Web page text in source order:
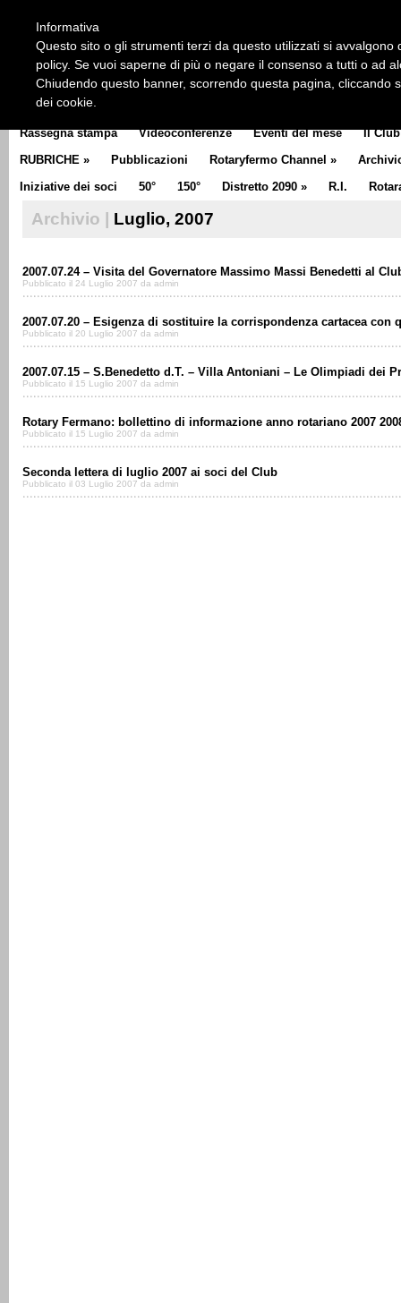
CLUB COMMUNICATOR
Rassegna stampa Videoconferenze Eventi del mese Il Club
RUBRICHE » Pubblicazioni Rotaryfermo Channel »
Iniziative dei soci
50° 150° Distretto 2090 » R.I.
Archivio | Luglio, 2007
2007.07.24 – Visita del Governatore Massimo Massi Benedetti al
Pubblicato il 24 Luglio 2007 da admin
2007.07.20 – Esigenza di sostituire la corrispondenza cartacea con
Pubblicato il 20 Luglio 2007 da admin
2007.07.15 – S.Benedetto d.T. – Villa Antoniani – Le Olimpiadi dei
Pubblicato il 15 Luglio 2007 da admin
Rotary Fermano: bollettino di informazione anno rotariano 2007
Pubblicato il 15 Luglio 2007 da admin
Seconda lettera di luglio 2007 ai soci del Club
Pubblicato il 03 Luglio 2007 da admin
Informativa
Questo sito o gli strumenti terzi da questo utilizzati si
policy. Se vuoi saperne di più o negare il consenso a tutti o ad
Chiudendo questo banner, scorrendo questa pagina, cliccando
dei cookie.